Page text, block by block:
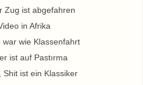
Zug ist abgefahren
in Afrika
wie Klassenfahrt
ist auf Pastırma
ist ein Klassiker